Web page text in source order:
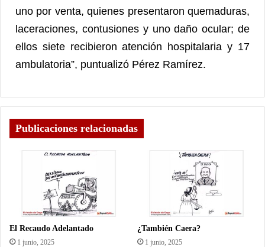
uno por venta, quienes presentaron quemaduras,
laceraciones, contusiones y uno daño ocular; de
ellos siete recibieron atención hospitalaria y 17
ambulatoria”, puntualizó Pérez Ramírez.
Publicaciones relacionadas
El Recaudo Adelantado
1 junio, 2025
¿También Caera?
1 junio, 2025